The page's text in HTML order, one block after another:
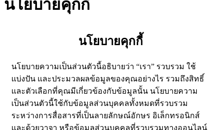
นโยบายคุกกี้
นโยบายคุกกี้
นโยบายความเป็นส่วนตัวนี้อธิบายว่า “เรา” รวบรวม ใช้
แบ่งปัน และประมวลผลข้อมูลของคุณอย่างไร รวมถึงสิทธิ์
และตัวเลือกที่คุณมีเกี่ยวข้องกับข้อมูลนั้น นโยบายความ
เป็นส่วนตัวนี้ใช้กับข้อมูลส่วนบุคคลทั้งหมดที่รวบรวม
ระหว่างการสื่อสารที่เป็นลายลักษณ์อักษร อิเล็กทรอนิกส์
และด้วยวาจา หรือข้อมูลส่วนบุคคลที่รวบรวมทางออนไลน์